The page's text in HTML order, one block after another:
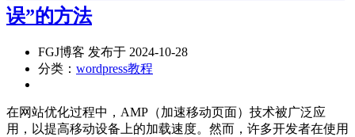
误”的方法
FGJ博客 发布于 2024-10-28
分类： wordpress教程
在网站优化过程中，AMP（加速移动页面）技术被广泛应
用，以提高移动设备上的加载速度。然而，许多开发者在使用